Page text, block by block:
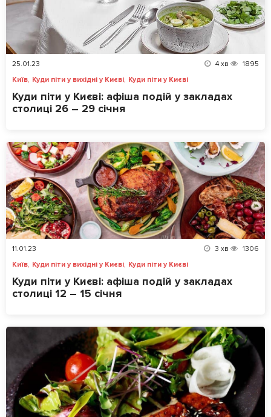
25.01.23 4 хв
1895
Київ, Куди піти у вихідні у Києві, Куди піти у Києві
Куди піти у Києві: афіша подій у закладах
столиці 26 – 29 січня
11.01.23 3 хв
1306
Київ, Куди піти у вихідні у Києві, Куди піти у Києві
Куди піти у Києві: афіша подій у закладах
столиці 12 – 15 січня